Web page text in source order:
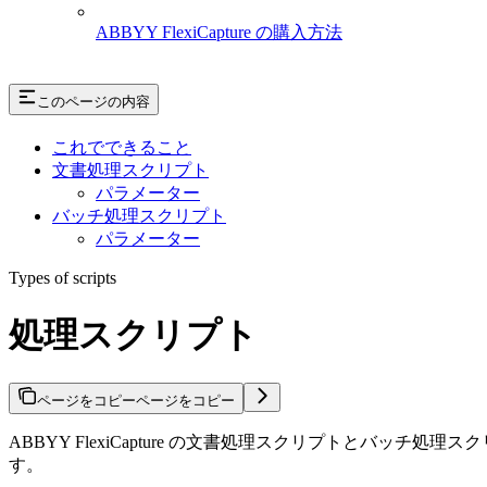
ABBYY FlexiCapture の購入方法
このページの内容
これでできること
文書処理スクリプト
パラメーター
バッチ処理スクリプト
パラメーター
Types of scripts
処理スクリプト
ページをコピーページをコピー
ABBYY FlexiCapture の文書処理スクリプトとバッチ処理ス
す。